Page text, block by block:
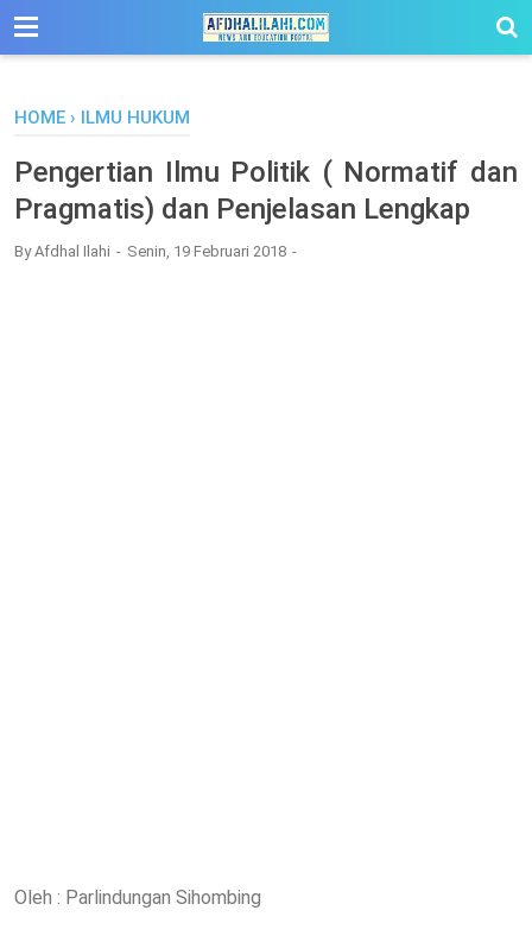
-->
HOME › ILMU HUKUM
Pengertian Ilmu Politik ( Normatif dan
Pragmatis) dan Penjelasan Lengkap
ByAfdhal Ilahi Senin, 19 Februari 2018
Oleh : Parlindungan Sihombing